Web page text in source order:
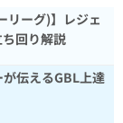
リーグ)】レジェ
回り解説
伝えるGBL上達